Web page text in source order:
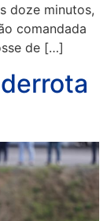
doze minutos,
comandada
de […]